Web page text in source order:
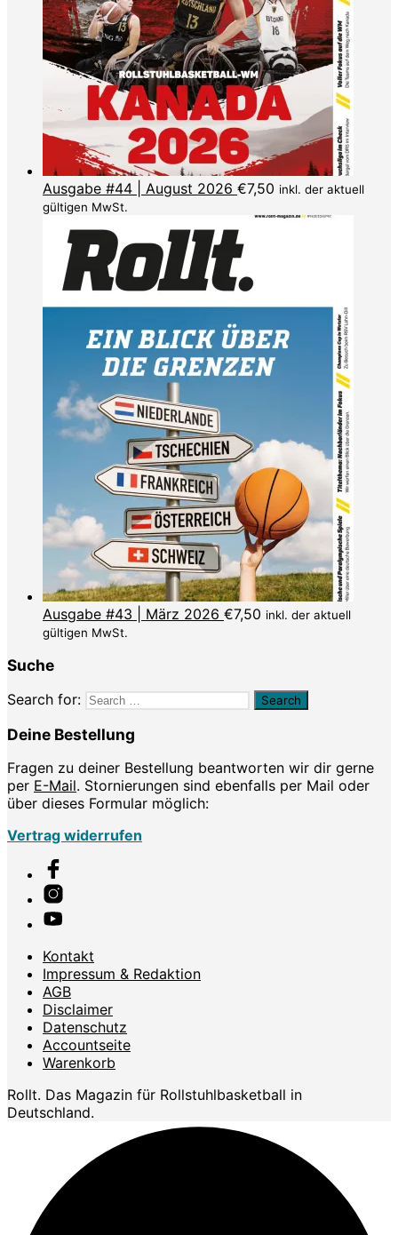
Ausgabe #44 | August 2026 €7,50 inkl. der aktuell
gültigen MwSt.
Ausgabe #43 | März 2026 €7,50 inkl. der aktuell
gültigen MwSt.
Suche
Search for:
Deine Bestellung
Fragen zu deiner Bestellung beantworten wir dir gerne
per E-Mail. Stornierungen sind ebenfalls per Mail oder
über dieses Formular möglich:
Vertrag widerrufen
Kontakt
Impressum & Redaktion
AGB
Disclaimer
Datenschutz
Accountseite
Warenkorb
Rollt. Das Magazin für Rollstuhlbasketball in
Deutschland.